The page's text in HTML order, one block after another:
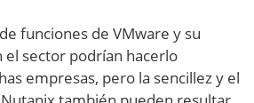
funciones de VMware y su
el sector podrían hacerlo
empresas, pero la sencillez y el